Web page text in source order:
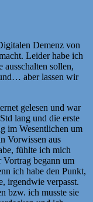
Demenz von
Leider habe ich
ausschalten sollen,
aber lassen wir
gelesen und war
lang und die erste
im Wesentlichen um
Vorwissen aus
fühlte ich mich
begann um
ich habe den Punkt,
irgendwie verpasst.
bzw. ich musste sie